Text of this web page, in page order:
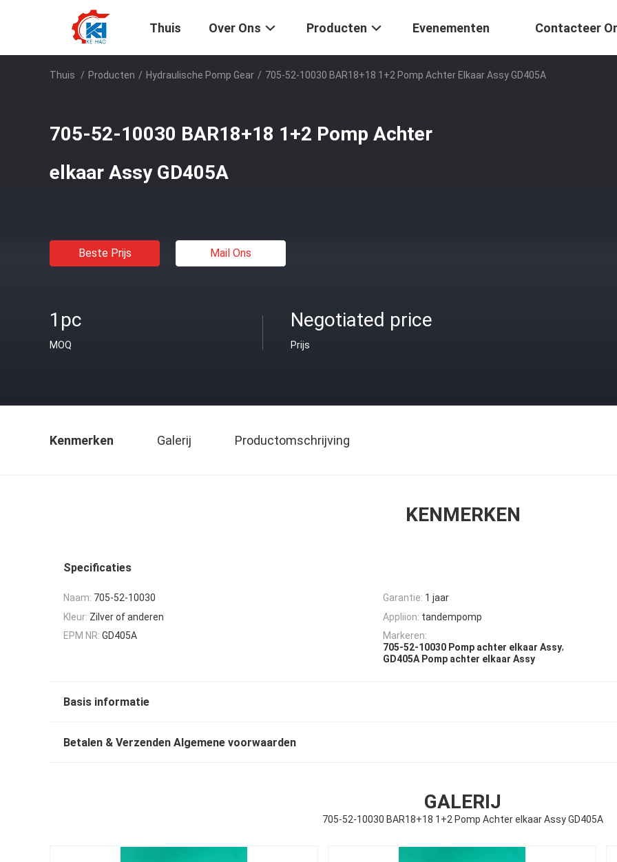
Thuis Over Ons Producten Evenementen Contacteer
Thuis / Producten / Hydraulische Pomp Gear / 705-52-10030 BAR18+18 1+2 Pomp Achter Elkaar Assy GD405A
705-52-10030 BAR18+18 1+2 Pomp Achter
elkaar Assy GD405A
Beste Prijs Mail Ons
1pc
MOQ
Negotiated price
Prijs
Kenmerken Galerij Productomschrijving
KENMERKEN
Specificaties
Naam: 705-52-10030 Garantie: 1 jaar
Kleur: Zilver of anderen Appliion: tandempomp
EPM NR: GD405A
Markeren:
705-52-10030 Pomp achter elkaar Assy,
GD405A Pomp achter elkaar Assy
Basis informatie
Betalen & Verzenden Algemene voorwaarden
GALERIJ
705-52-10030 BAR18+18 1+2 Pomp Achter elkaar Assy GD405A